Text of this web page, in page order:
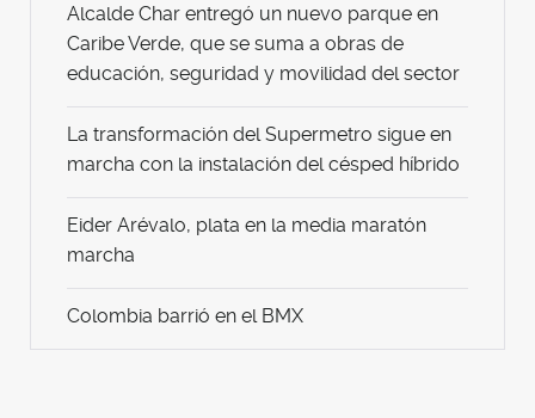
Alcalde Char entregó un nuevo parque en
Caribe Verde, que se suma a obras de
educación, seguridad y movilidad del sector
La transformación del Supermetro sigue en
marcha con la instalación del césped híbrido
Eider Arévalo, plata en la media maratón
marcha
Colombia barrió en el BMX